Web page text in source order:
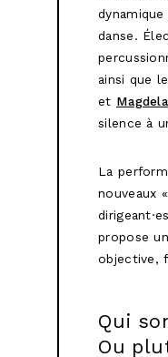
danse.
ainsi que
et
silence à
La
nouveaux
propose
objective,
Qui
Ou